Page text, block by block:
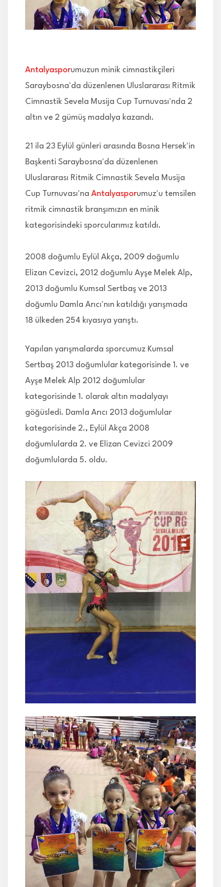
İLETİŞİM
Antalyasporumuzun minik cimnastikçileri
Saraybosna'da düzenlenen Uluslararası Ritmik
Cimnastik Sevela Musija Cup Turnuvası'nda 2
altın ve 2 gümüş madalya kazandı.
21 ila 23 Eylül günleri arasında Bosna Hersek'in
Başkenti Saraybosna'da düzenlenen
Uluslararası Ritmik Cimnastik Sevela Musija
Cup Turnuvası'na Antalyasporumuz'u temsilen
ritmik cimnastik branşımızın en minik
kategorisindeki sporcularımız katıldı.
2008 doğumlu Eylül Akça, 2009 doğumlu
Elizan Cevizci, 2012 doğumlu Ayşe Melek Alp,
2013 doğumlu Kumsal Sertbaş ve 2013
doğumlu Damla Arıcı'nın katıldığı yarışmada
18 ülkeden 254 kıyasıya yarıştı.
Yapılan yarışmalarda sporcumuz Kumsal
Sertbaş 2013 doğumlular kategorisinde 1. ve
Ayşe Melek Alp 2012 doğumlular
kategorisinde 1. olarak altın madalyayı
göğüsledi. Damla Arıcı 2013 doğumlular
kategorisinde 2., Eylül Akça 2008
doğumlularda 2. ve Elizan Cevizci 2009
doğumlularda 5. oldu.